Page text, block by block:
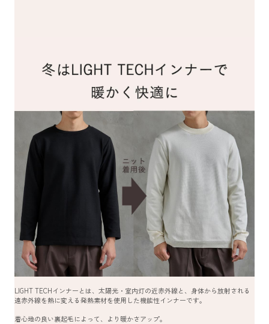
LIGHT TECHインナーとは、太陽光・室内灯の近赤外線と、身体から放射される
遠赤外線を熱に変える発熱素材を使用した機能性インナーです。
着心地の良い裏起毛によって、より暖かさアップ。